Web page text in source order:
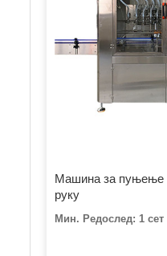
Машина за пуњење
руку
Мин. Редослед: 1 сет